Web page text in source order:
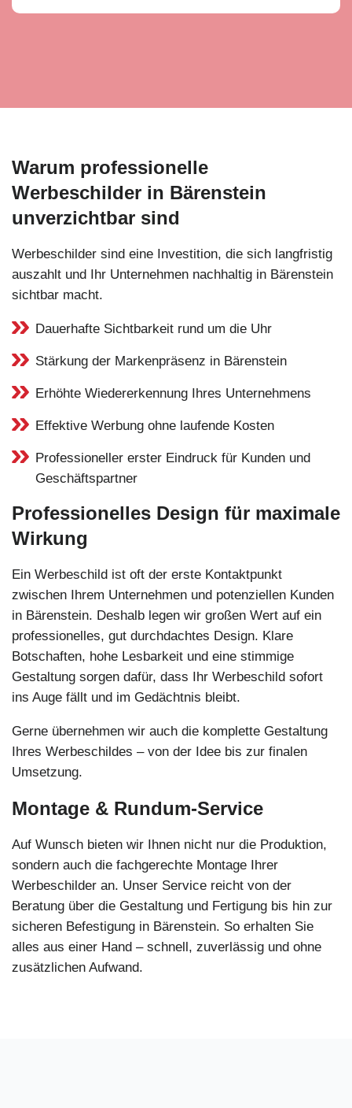
Warum professionelle
Werbeschilder in Bärenstein
unverzichtbar sind
Werbeschilder sind eine Investition, die sich langfristig
auszahlt und Ihr Unternehmen nachhaltig in Bärenstein
sichtbar macht.
Dauerhafte Sichtbarkeit rund um die Uhr
Stärkung der Markenpräsenz in Bärenstein
Erhöhte Wiedererkennung Ihres Unternehmens
Effektive Werbung ohne laufende Kosten
Professioneller erster Eindruck für Kunden und
Geschäftspartner
Professionelles Design für maximale
Wirkung
Ein Werbeschild ist oft der erste Kontaktpunkt
zwischen Ihrem Unternehmen und potenziellen Kunden
in Bärenstein. Deshalb legen wir großen Wert auf ein
professionelles, gut durchdachtes Design. Klare
Botschaften, hohe Lesbarkeit und eine stimmige
Gestaltung sorgen dafür, dass Ihr Werbeschild sofort
ins Auge fällt und im Gedächtnis bleibt.
Gerne übernehmen wir auch die komplette Gestaltung
Ihres Werbeschildes – von der Idee bis zur finalen
Umsetzung.
Montage & Rundum-Service
Auf Wunsch bieten wir Ihnen nicht nur die Produktion,
sondern auch die fachgerechte Montage Ihrer
Werbeschilder an. Unser Service reicht von der
Beratung über die Gestaltung und Fertigung bis hin zur
sicheren Befestigung in Bärenstein. So erhalten Sie
alles aus einer Hand – schnell, zuverlässig und ohne
zusätzlichen Aufwand.